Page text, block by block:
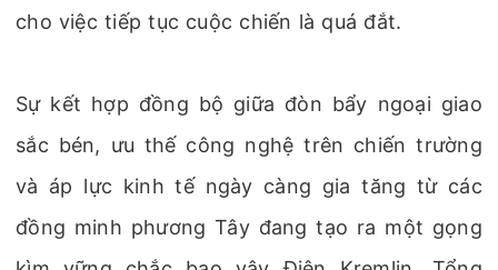
cho việc tiếp tục cuộc chiến là quá đắt.
Sự kết hợp đồng bộ giữa đòn bẩy ngoại giao
sắc bén, ưu thế công nghệ trên chiến trường
và áp lực kinh tế ngày càng gia tăng từ các
đồng minh phương Tây đang tạo ra một gọng